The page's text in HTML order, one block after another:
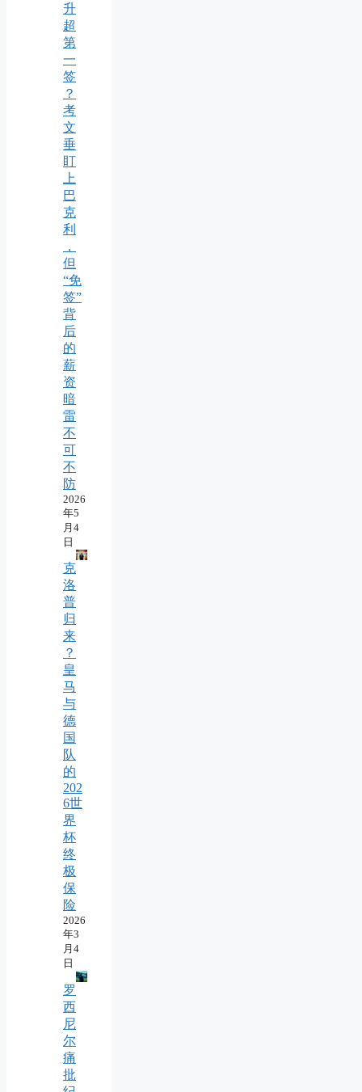
升
超
第
一
签
？
考
文
垂
盯
上
巴
克
利
，
但
“免
签”
背
后
的
薪
资
暗
雷
不
可
不
防
2026
年5
月4
日
克
洛
普
归
来
？
皇
马
与
德
国
队
的
202
6世
界
杯
终
极
保
险
2026
年3
月4
日
罗
西
尼
尔
痛
批